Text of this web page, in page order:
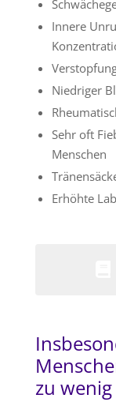
Innere
Niedriger
Sehr oft
Menschen
Erhöhte
zu